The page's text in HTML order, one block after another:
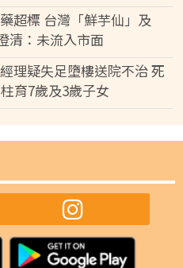
超標 台灣「鮮芋仙」及
清：未流入市面
理疑失足墮樓送院不治 死
育7歲及3歲子女